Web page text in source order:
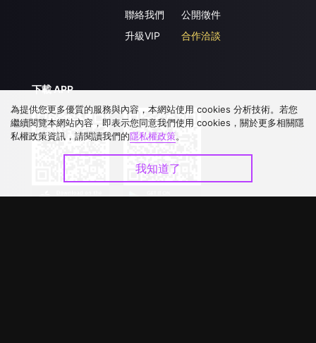
聯絡我們
升級VIP
公開徵件
合作洽談
下載 APP
為提供您更多優質的服務與內容，本網站使用 cookies 分析技術。若您
繼續閱覽本網站內容，即表示您同意我們使用 cookies，關於更多相關隱
私權政策資訊，請閱讀我們的隱私權政策。
我知道了